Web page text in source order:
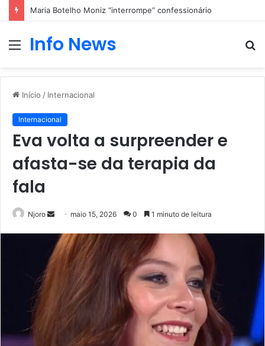
Maria Botelho Moniz “interrompe” confessionário
Menu
Info News
Início / Internacional
Internacional
Eva volta a surpreender e
afasta-se da terapia da
fala
Njoro
Mande
e-
mail
maio 15, 2026 0 1 minuto de leitura